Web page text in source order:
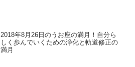
2018年8月26日のうお座の満月！自分ら
しく歩んでいくための浄化と軌道修正の
満月